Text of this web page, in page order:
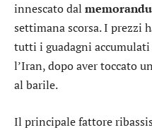
innescato dal
settimana scorsa. I prezzi
tutti i guadagni
l’Iran, dopo aver toccato
al barile.
Il principale fattore